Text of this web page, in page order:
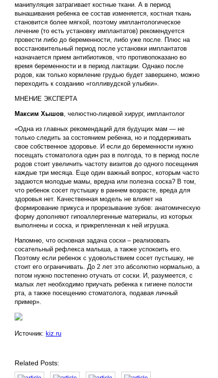
манипуляция затрагивает костные ткани. А в период
вынашивания ребенка ее состав изменяется, костная ткань
становится более мягкой, поэтому имплантологическое
лечение (то есть установку имплантатов) рекомендуется
провести либо до беременности, либо уже после. Плюс на
восстановительный период после установки имплантатов
назначается прием антибиотиков, что противопоказано во
время беременности и в период лактации. Однако после
родов, как только кормление грудью будет завершено, можно
переходить к созданию «голливудской улыбки».
МНЕНИЕ ЭКСПЕРТА
Максим Хышов , челюстно-лицевой хирург, имплантолог
«Одна из главных рекомендаций для будущих мам — не
только следить за состоянием ребенка, но и поддерживать
свое собственное здоровье. И если до беременности нужно
посещать стоматолога один раз в полгода, то в период после
родов стоит увеличить частоту визитов до одного посещения
каждые три месяца. Еще один важный вопрос, которым часто
задаются молодые мамы, вредна или полезна соска? В том,
что ребенок сосет пустышку в раннем возрасте, вреда для
здоровья нет. Качественная модель не влияет на
формирование прикуса и прорезывание зубов: анатомическую
форму дополняют гипоаллергенные материалы, из которых
выполнены и соска, и прикрепленная к ней игрушка.
Напомню, что основная задача соски – реализовать
сосательный рефлекса малыша, а также успокоить его.
Поэтому если ребенок с удовольствием сосет пустышку, не
стоит его ограничивать. До 2 лет это абсолютно нормально, а
потом нужно постепенно отучать от соски. И, разумеется, с
малых лет необходимо приучать ребенка к гигиене полости
рта, а также посещению стоматолога, подавая личный
пример».
Источник: kiz.ru
Related Posts: